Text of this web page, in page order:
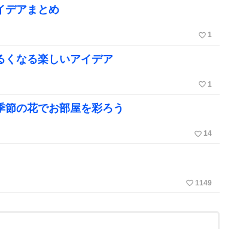
デアまとめ
favorite_border 1
くなる楽しいアイデア
favorite_border 1
節の花でお部屋を彩ろう
favorite_border 14
favorite_border 1149